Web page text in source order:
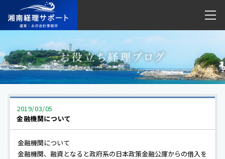
2019/03/05
金融機関について
金融機関について
金融機関、融資となると政府系の日本政策金融公庫からの借入を